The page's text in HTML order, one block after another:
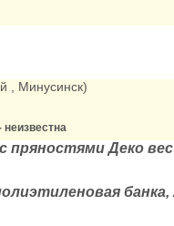
, Минусинск)
Деко вес